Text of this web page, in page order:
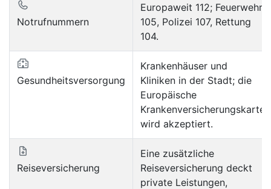
Notrufnummern
Europaweit 112; Feuerwehr
105, Polizei 107, Rettung
104.
Gesundheitsversorgung
Krankenhäuser und
Kliniken in der Stadt; die
Europäische
Krankenversicherungskarte
wird akzeptiert.
Reiseversicherung
Eine zusätzliche
Reiseversicherung deckt
private Leistungen,